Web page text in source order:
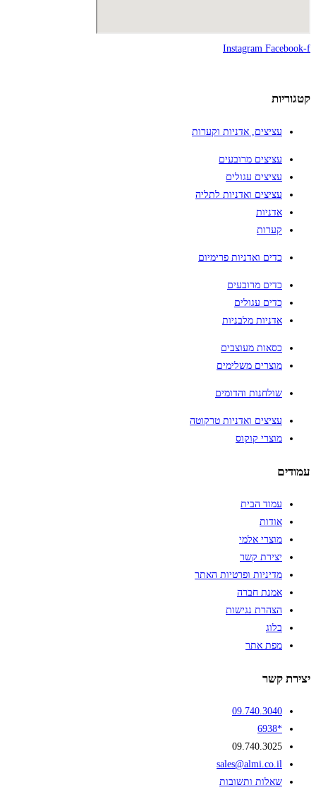
Instagram Facebook-f
קטגוריות
עציצים, אדניות וקערות
עציצים מרובעים
עציצים עגולים
עציצים ואדניות לתליה
אדניות
קערות
כדים ואדניות פרימיום
כדים מרובעים
כדים עגולים
אדניות מלבניות
כסאות מעוצבים
מוצרים משלימים
שולחנות והדומים
עציצים ואדניות טרקוטה
מוצרי קוקוס
עמודים
עמוד הבית
אודות
מוצרי אלמי
יצירת קשר
מדיניות ופרטיות האתר
אמנת חברה
הצהרת נגישות
בלוג
מפת אתר
יצירת קשר
09.740.3040
*6938
09.740.3025
sales@almi.co.il
שאלות ותשובות